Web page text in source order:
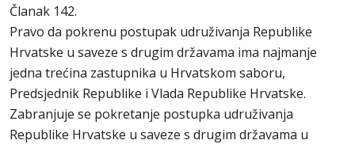
Članak 142.
Pravo da pokrenu postupak udruživanja Republike
Hrvatske u saveze s drugim državama ima najmanje
jedna trećina zastupnika u Hrvatskom saboru,
Predsjednik Republike i Vlada Republike Hrvatske.
Zabranjuje se pokretanje postupka udruživanja
Republike Hrvatske u saveze s drugim državama u